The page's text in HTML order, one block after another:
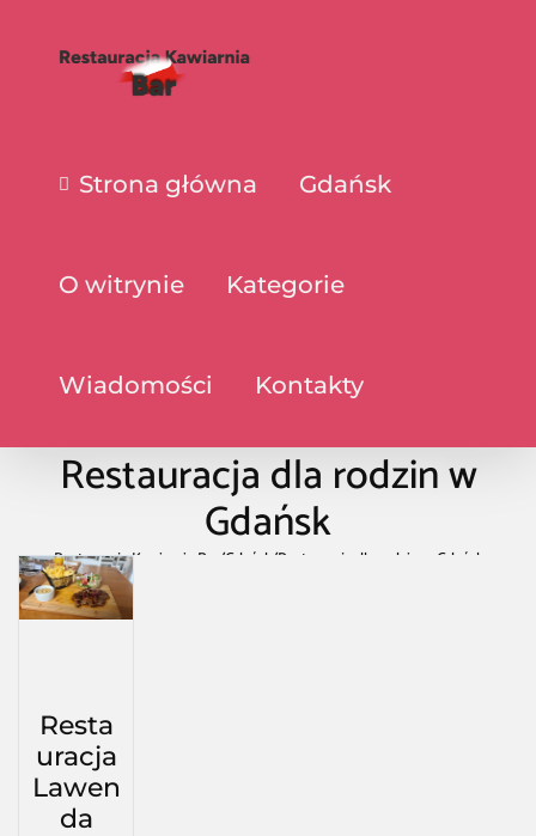
Strona główna Gdańsk
O witrynie Kategorie
Wiadomości Kontakty
Restauracja dla rodzin w
Gdańsk
Restauracja Kawiarnia Bar /Gdańsk /Restauracja dla rodzin w Gdańsk
Resta
uracja
Lawen
da